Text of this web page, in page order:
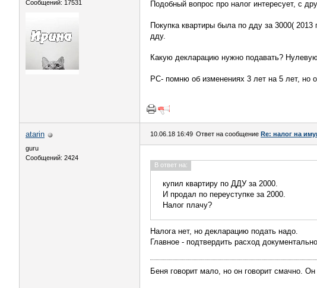
Сообщений: 17531
Подобный вопрос про налог интересует, с
Покупка квартиры была по дду за 3000(
дду.
Какую декларацию нужно подавать?
РС- помню об изменениях 3 лет на 5 лет, но
atarin
guru
Сообщений: 2424
10.06.18 16:49 Ответ на сообщение Re: налог на
В ответ на:
купил квартиру по ДДУ за 2000.
И продал по переуступке за 2000.
Налог плачу?
Налога нет, но декларацию подать надо.
Главное - подтвердить расход
Беня говорит мало, но он говорит смачно.